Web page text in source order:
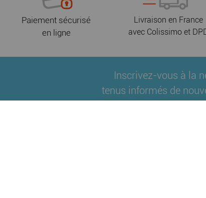
Paiement sécurisé
en ligne
Livraison en France
avec Colissimo et
Inscrivez-vous à la
tenus informés de